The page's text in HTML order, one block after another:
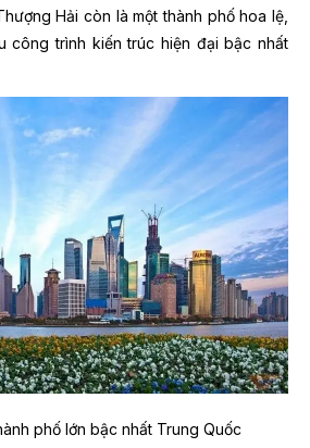
Hải còn là một thành phố hoa lệ,
công trình kiến trúc hiện đại bậc nhất
phố lớn bậc nhất Trung Quốc